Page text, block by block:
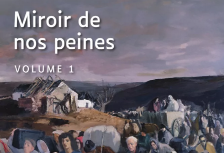
Miroir de nos peines
Pierre Lemaitre
49€